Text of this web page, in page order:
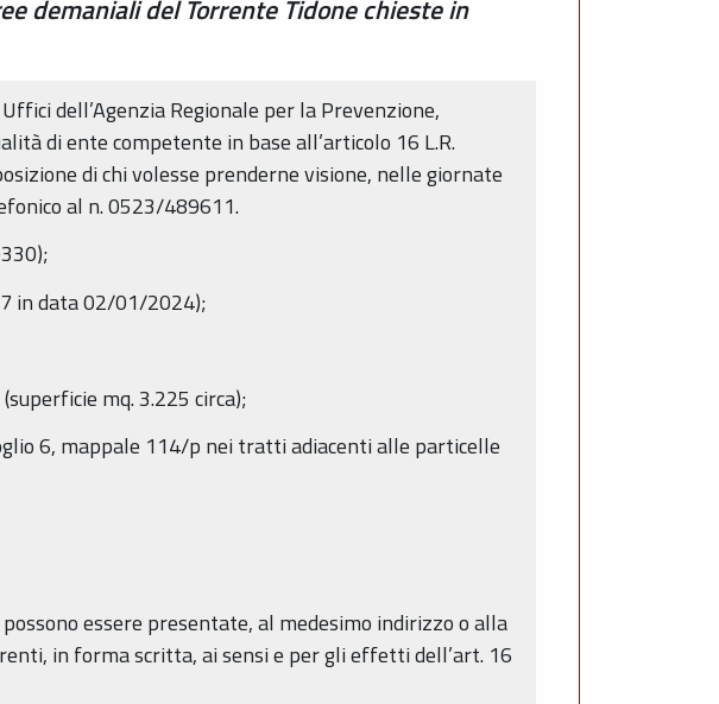
demaniali del Torrente Tidone chieste in
dell’Agenzia Regionale per la Prevenzione,
di ente competente in base all’articolo 16 L.R.
di chi volesse prenderne visione, nelle giornate
al n. 0523/489611.
in data 02/01/2024);
mq. 3.225 circa);
6, mappale 114/p nei tratti adiacenti alle particelle
essere presentate, al medesimo indirizzo o alla
in forma scritta, ai sensi e per gli effetti dell’art. 16